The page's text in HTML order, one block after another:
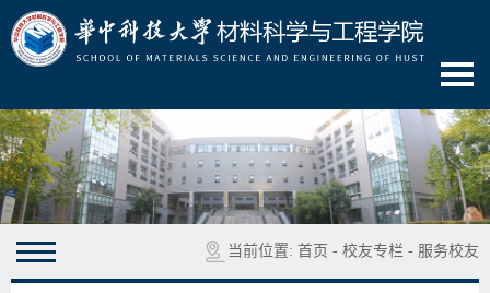
当前位置: 首页 - 校友专栏 - 服务校友